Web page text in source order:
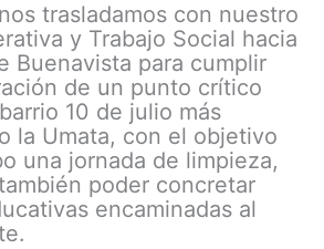
trasladamos con nuestro
y Trabajo Social hacia
Buenavista para cumplir
de un punto crítico
10 de julio más
la Umata, con el objetivo
una jornada de limpieza,
poder concretar
encaminadas al